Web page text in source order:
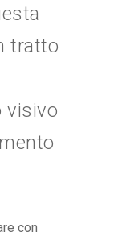
tratto
visivo
con